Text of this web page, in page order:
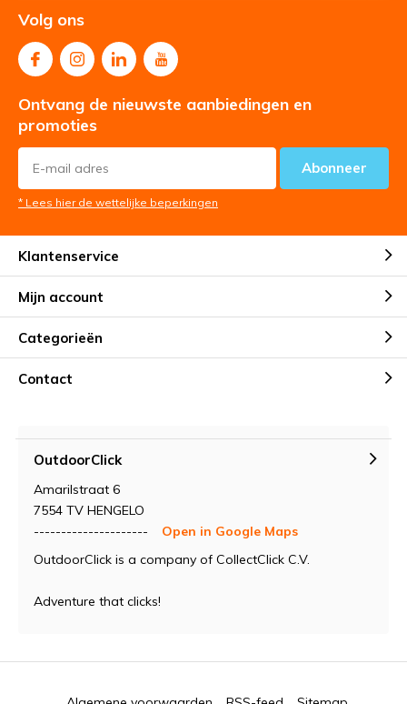
Volg ons
Ontvang de nieuwste aanbiedingen en
promoties
Abonneer
* Lees hier de wettelijke beperkingen
Klantenservice
Mijn account
Categorieën
Contact
OutdoorClick
Amarilstraat 6
7554 TV HENGELO
---------------------
Open in Google Maps
OutdoorClick is a company of CollectClick C.V.
Adventure that clicks!